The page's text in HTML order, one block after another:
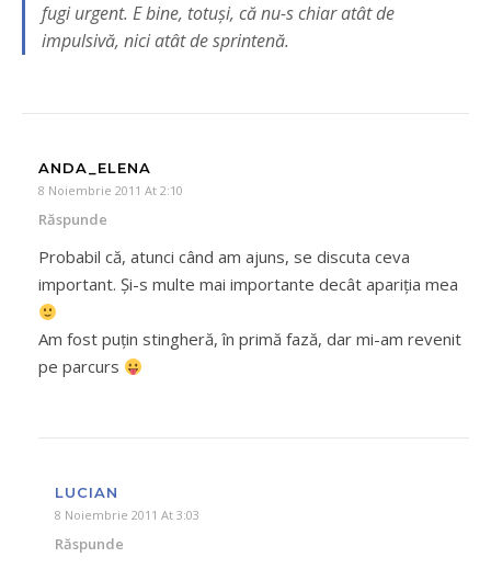
fugi urgent. E bine, totuşi, că nu-s chiar atât de
impulsivă, nici atât de sprintenă.
ANDA_ELENA
8 Noiembrie 2011 At 2:10
Răspunde
Probabil că, atunci când am ajuns, se discuta ceva
important. Şi-s multe mai importante decât apariţia mea
Am fost puţin stingheră, în primă fază, dar mi-am revenit
pe parcurs
LUCIAN
8 Noiembrie 2011 At 3:03
Răspunde